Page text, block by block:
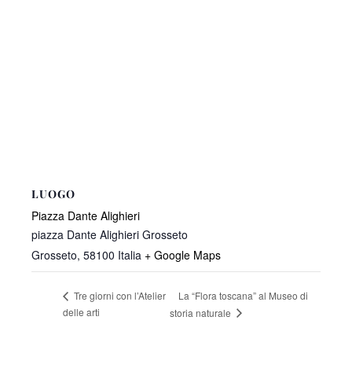
LUOGO
Piazza Dante Alighieri
piazza Dante Alighieri Grosseto
Grosseto, 58100 Italia + Google Maps
Tre giorni con l’Atelier
delle arti
La “Flora toscana” al Museo di
storia naturale